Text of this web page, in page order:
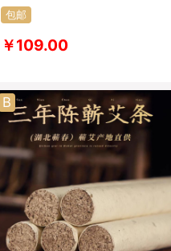
包邮
￥109.00
B